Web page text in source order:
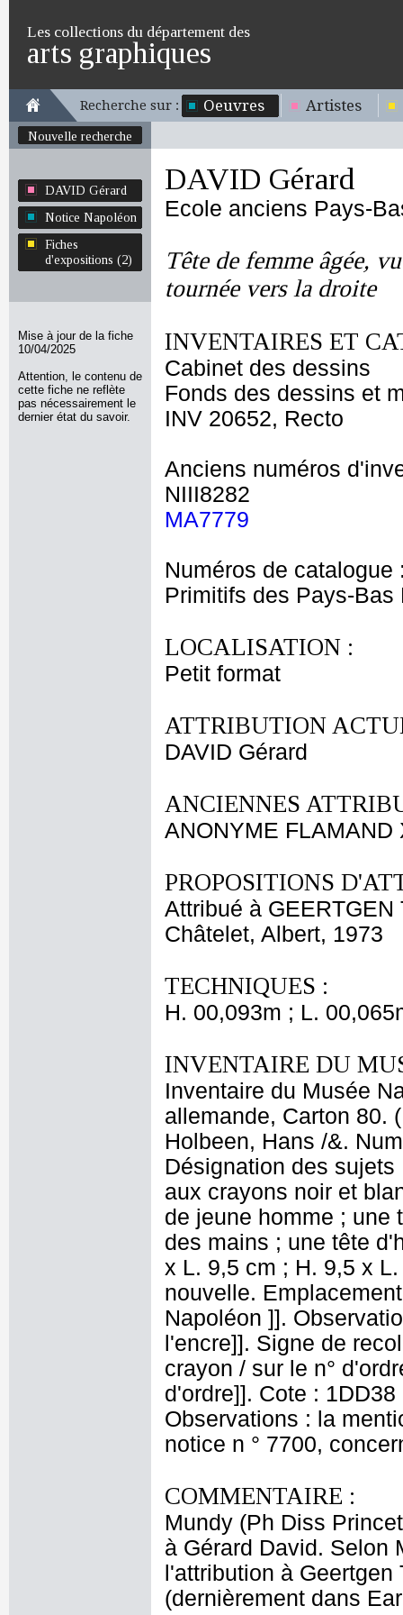
Les collections du département des
arts graphiques
Recherche sur : Oeuvres Artistes
Nouvelle recherche
DAVID Gérard
Notice Napoléon
Fiches
d'expositions (2)
Mise à jour de la fiche
10/04/2025
Attention, le contenu de
cette fiche ne reflète
pas nécessairement le
dernier état du savoir.
DAVID Gérard
Ecole anciens Pays-
Tête de femme âgée,
tournée vers la droite
INVENTAIRES ET
Cabinet des dessins
Fonds des dessins et
INV 20652, Recto
Anciens numéros
NIII8282
MA7779
Numéros de catalogue
Primitifs des Pays-Bas
LOCALISATION :
Petit format
ATTRIBUTION
DAVID Gérard
ANCIENNES
ANONYME FLAMAND
PROPOSITIONS
Attribué à GEERTGEN
Châtelet, Albert, 1973
TECHNIQUES :
H. 00,093m ; L.
INVENTAIRE DU
Inventaire du Musée
allemande, Carton 80.
Holbeen, Hans /&.
Désignation des
aux crayons noir et
de jeune homme ; une
des mains ; une tête
x L. 9,5 cm ; H. 9,5 x
nouvelle.
Napoléon ]].
l'encre]]. Signe de
crayon / sur le n°
d'ordre]]. Cote :
Observations : la
notice n ° 7700,
COMMENTAIRE :
Mundy (Ph Diss
à Gérard David. Selon
l'attribution à
(dernièrement dans